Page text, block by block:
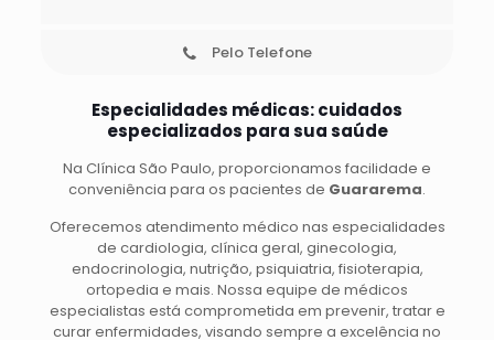
Pelo Telefone
Especialidades médicas: cuidados
especializados para sua saúde
Na Clínica São Paulo, proporcionamos facilidade e
conveniência para os pacientes de Guararema.
Oferecemos atendimento médico nas especialidades
de cardiologia, clínica geral, ginecologia,
endocrinologia, nutrição, psiquiatria, fisioterapia,
ortopedia e mais. Nossa equipe de médicos
especialistas está comprometida em prevenir, tratar e
curar enfermidades, visando sempre a excelência no